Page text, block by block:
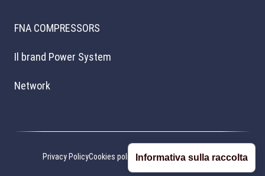
FNA COMPRESSORS
Il brand Power System
Network
Privacy PolicyCookies policyPreferenze cookieCredits
Informativa sulla raccolta